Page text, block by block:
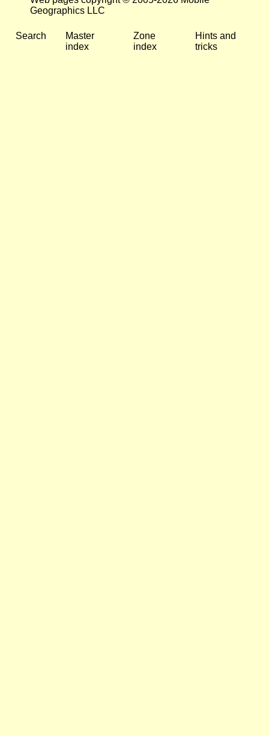
Geographics LLC
Search
Master
index
Zone
index
Hints and
tricks